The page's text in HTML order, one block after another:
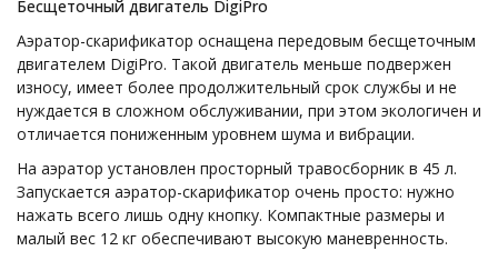
Бесщеточный двигатель DigiPro
Аэратор-скарификатор оснащена передовым бесщеточным
двигателем DigiPro. Такой двигатель меньше подвержен
износу, имеет более продолжительный срок службы и не
нуждается в сложном обслуживании, при этом экологичен и
отличается пониженным уровнем шума и вибрации.
На аэратор установлен просторный травосборник в 45 л.
Запускается аэратор-скарификатор очень просто: нужно
нажать всего лишь одну кнопку. Компактные размеры и
малый вес 12 кг обеспечивают высокую маневренность.